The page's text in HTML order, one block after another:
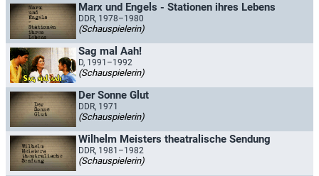
Marx und Engels - Stationen ihres Lebens
DDR, 1978–1980
(Schauspielerin)
Sag mal Aah!
D, 1991–1992
(Schauspielerin)
Der Sonne Glut
DDR, 1971
(Schauspielerin)
Wilhelm Meisters theatralische Sendung
DDR, 1981–1982
(Schauspielerin)